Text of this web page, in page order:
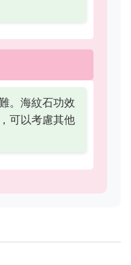
。海紋石功效
可以考慮其他